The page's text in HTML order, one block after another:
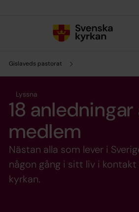
Gislaveds pastorat
Lyssna
18
medlem
Nästan alla som lever i
någon gång i sitt liv i kontakt
kyrkan.